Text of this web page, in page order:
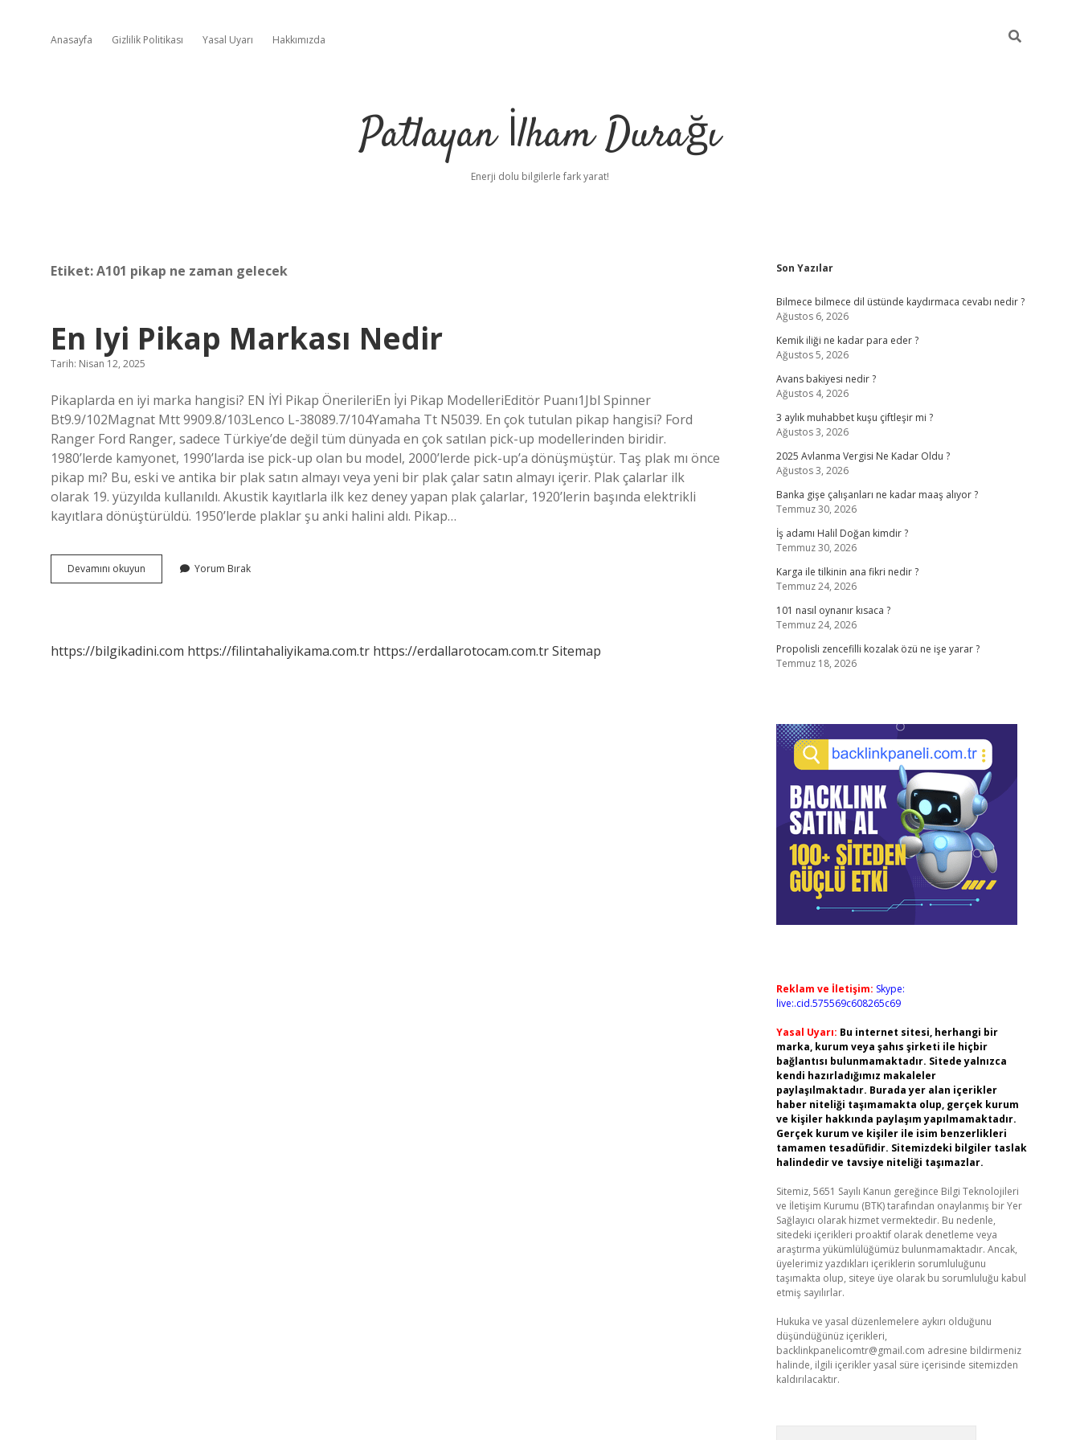
Anasayfa Gizlilik Politikası Yasal Uyarı Hakkımızda
Patlayan İlham Durağı
Enerji dolu bilgilerle fark yarat!
Etiket:A101 pikap ne zaman gelecek
En Iyi Pikap Markası Nedir
Tarih: Nisan 12, 2025
Pikaplarda en iyi marka hangisi? EN İYİ Pikap ÖnerileriEn İyi Pikap ModelleriEditör Puanı1Jbl Spinner
Bt9.9/102Magnat Mtt 9909.8/103Lenco L-38089.7/104Yamaha Tt N5039. En çok tutulan pikap hangisi? Ford
Ranger Ford Ranger, sadece Türkiye’de değil tüm dünyada en çok satılan pick-up modellerinden biridir.
1980’lerde kamyonet, 1990’larda ise pick-up olan bu model, 2000’lerde pick-up’a dönüşmüştür. Taş plak mı önce
pikap mı? Bu, eski ve antika bir plak satın almayı veya yeni bir plak çalar satın almayı içerir. Plak çalarlar ilk
olarak 19. yüzyılda kullanıldı. Akustik kayıtlarla ilk kez deney yapan plak çalarlar, 1920’lerin başında elektrikli
kayıtlara dönüştürüldü. 1950’lerde plaklar şu anki halini aldı. Pikap…
Devamını okuyun
Iyi
Yorum Bırak
https://bilgikadini.com https://filintahaliyikama.com.tr https://erdallarotocam.com.trSitemap
Sidebar
Son Yazılar
Bilmece bilmece dil üstünde kaydırmaca cevabı nedir ?
Ağustos 6, 2026
Kemik iliği ne kadar para eder ?
Ağustos 5, 2026
Avans bakiyesi nedir ?
Ağustos 4, 2026
3 aylık muhabbet kuşu çiftleşir mi ?
Ağustos 3, 2026
2025 Avlanma Vergisi Ne Kadar Oldu ?
Ağustos 3, 2026
Banka gişe çalışanları ne kadar maaş alıyor ?
Temmuz 30, 2026
İş adamı Halil Doğan kimdir ?
Temmuz 30, 2026
Karga ile tilkinin ana fikri nedir ?
Temmuz 24, 2026
101 nasıl oynanır kısaca ?
Temmuz 24, 2026
Propolisli zencefilli kozalak özü ne işe yarar ?
Temmuz 18, 2026
Reklam ve İletişim: Skype:
live:.cid.575569c608265c69
Yasal Uyarı: Bu internet sitesi, herhangi bir
marka, kurum veya şahıs şirketi ile hiçbir
bağlantısı bulunmamaktadır. Sitede yalnızca
kendi hazırladığımız makaleler
paylaşılmaktadır. Burada yer alan içerikler
haber niteliği taşımamakta olup, gerçek kurum
ve kişiler hakkında paylaşım yapılmamaktadır.
Gerçek kurum ve kişiler ile isim benzerlikleri
tamamen tesadüfidir. Sitemizdeki bilgiler taslak
halindedir ve tavsiye niteliği taşımazlar.
Sitemiz, 5651 Sayılı Kanun gereğince Bilgi Teknolojileri
ve İletişim Kurumu (BTK) tarafından onaylanmış bir Yer
Sağlayıcı olarak hizmet vermektedir. Bu nedenle,
sitedeki içerikleri proaktif olarak denetleme veya
araştırma yükümlülüğümüz bulunmamaktadır. Ancak,
üyelerimiz yazdıkları içeriklerin sorumluluğunu
taşımakta olup, siteye üye olarak bu sorumluluğu kabul
etmiş sayılırlar.
Hukuka ve yasal düzenlemelere aykırı olduğunu
düşündüğünüz içerikleri,
backlinkpanelicomtr@gmail.com adresine bildirmeniz
halinde, ilgili içerikler yasal süre içerisinde sitemizden
kaldırılacaktır.